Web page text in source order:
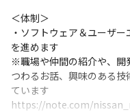
＜体制＞
・ソフトウェア＆ユーザ
を進めます
※職場や仲間の紹介や、開
つわるお話、興味のある
ています
https://note.com/